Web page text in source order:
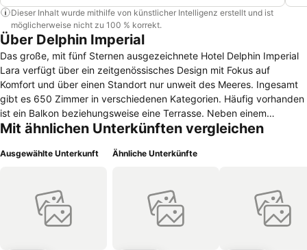
Dieser Inhalt wurde mithilfe von künstlicher Intelligenz erstellt und ist
möglicherweise nicht zu 100 % korrekt.
Über Delphin Imperial
Das große, mit fünf Sternen ausgezeichnete Hotel Delphin Imperial
Lara verfügt über ein zeitgenössisches Design mit Fokus auf
Komfort und über einen Standort nur unweit des Meeres. Ingesamt
gibt es 650 Zimmer in verschiedenen Kategorien. Häufig vorhanden
ist ein Balkon beziehungsweise eine Terrasse. Neben einem
Flachbild-TV, einer Klimaanlage und einem Safe gibt es jeweils auch
viel Wohnraum. Das Hotel Delphin Imperial Lara hat einen großen
Saunen. Für Konferenzen besteht die Möglichkeit, die vorhandenen
Veranstaltungsräumlichkeiten zu mieten. Jeden Morgen bestehen
verschiedene Frühstücksoptionen. Eine Selektion von hoteleigenen
Mit ähnlichen Unterkünften vergleichen
Ausgewählte Unterkunft Ähnliche Unterkünfte